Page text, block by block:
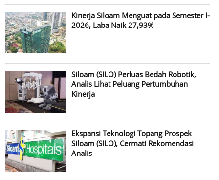
Kinerja Siloam Menguat pada Semester I-
2026, Laba Naik 27,93%
Siloam (SILO) Perluas Bedah Robotik,
Analis Lihat Peluang Pertumbuhan
Kinerja
Ekspansi Teknologi Topang Prospek
Siloam (SILO), Cermati Rekomendasi
Analis